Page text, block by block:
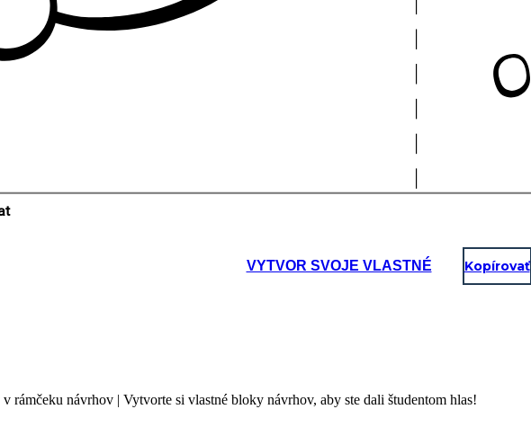
VYTVOR SVOJE VLASTNÉ Kopírovať
rámčeku návrhov | Vytvorte si vlastné bloky návrhov, aby ste dali študentom hlas!